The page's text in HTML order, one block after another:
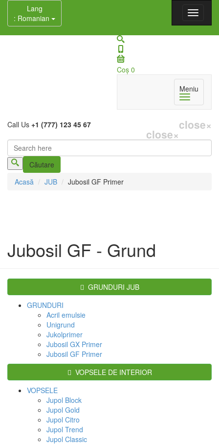
Lang
: Romanian
Coş 0
Meniu
close×
Call Us +1 (777) 123 45 67
close×
Formular de căutare
Acasă JUB Jubosil GF Primer
Jubosil GF - Grund
GRUNDURI JUB
GRUNDURI
Acril emulsie
Unigrund
Jukolprimer
Jubosil GX Primer
Jubosil GF Primer
VOPSELE DE INTERIOR
VOPSELE
Jupol Block
Jupol Gold
Jupol Citro
Jupol Trend
Jupol Classic